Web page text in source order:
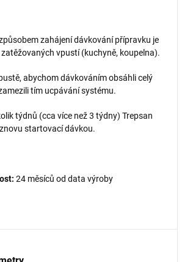
zahájení dávkování přípravku je
vpustí (kuchyně, koupelna).
abychom dávkováním obsáhli celý
tím ucpávání systému.
týdnů (cca více než 3 týdny) Trepsan
startovací dávkou.
24 měsíců od data výroby